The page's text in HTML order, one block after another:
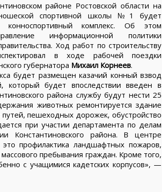
районе Ростовской области на
спортивной школы №1 будет
комплекс. Об этом
информационной политики
Ход работ по строительству
в ходе рабочей поездки
губернатора Михаил Корнеев.
будет размещен казачий конный взвод
который будет впоследствии введен в
района службу будут нести 25
животных ремонтируется здание
пешеходных дорожек, обустройство
при участии департамента по делам
Константиновского района. В центре
профилактика ландшафтных пожаров,
пребывания граждан. Кроме того,
с учащимися кадетских корпусов», —